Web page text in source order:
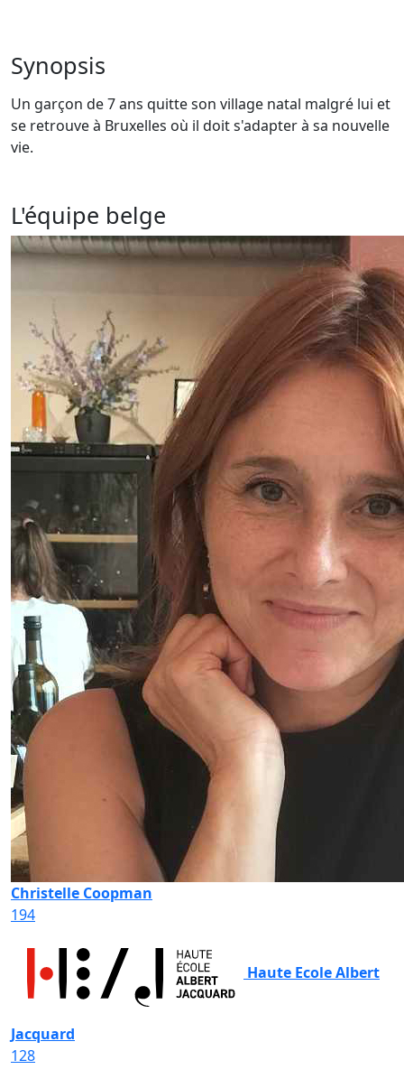
Synopsis
Un garçon de 7 ans quitte son village natal malgré lui et
se retrouve à Bruxelles où il doit s'adapter à sa nouvelle
vie.
L'équipe belge
Christelle Coopman
194
Haute Ecole Albert
Jacquard
128